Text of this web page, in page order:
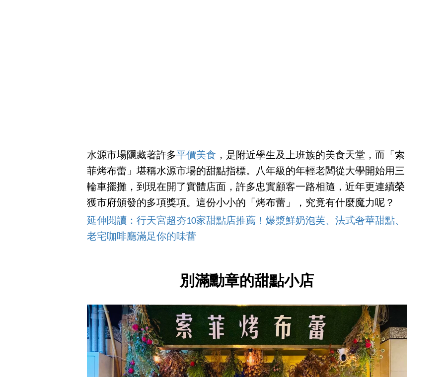
水源市場隱藏著許多平價美食 ，是附近學生及上班族的美食天堂，而「索
菲烤布蕾」堪稱水源市場的甜點指標。八年級的年輕老闆從大學開始用三
輪車擺攤，到現在開了實體店面，許多忠實顧客一路相隨，近年更連續榮
獲市府頒發的多項獎項。這份小小的「烤布蕾」，究竟有什麼魔力呢？
延伸閱讀：行天宮超夯10家甜點店推薦！爆漿鮮奶泡芙、法式奢華甜點、
老宅咖啡廳滿足你的味蕾
別滿勳章的甜點小店